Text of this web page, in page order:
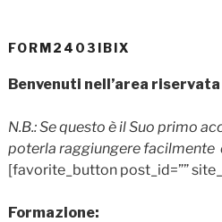
FORM2403IBIX
Benvenuti nell’area
N.B.: Se questo è il Suo primo
poterla raggiungere facilmente
[favorite_button post_id=””
Formazione: